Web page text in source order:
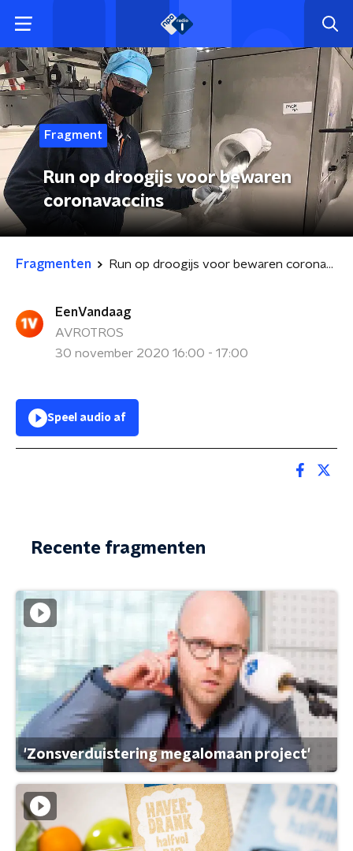
Fragment
Run op droogijs voor bewaren
coronavaccins
Fragmenten Run op droogijs voor bewaren coronavaccins
EenVandaag
AVROTROS
30 november 2020 16:00 - 17:00
Speel audio af
Recente fragmenten
'Zonsverduistering megalomaan project'